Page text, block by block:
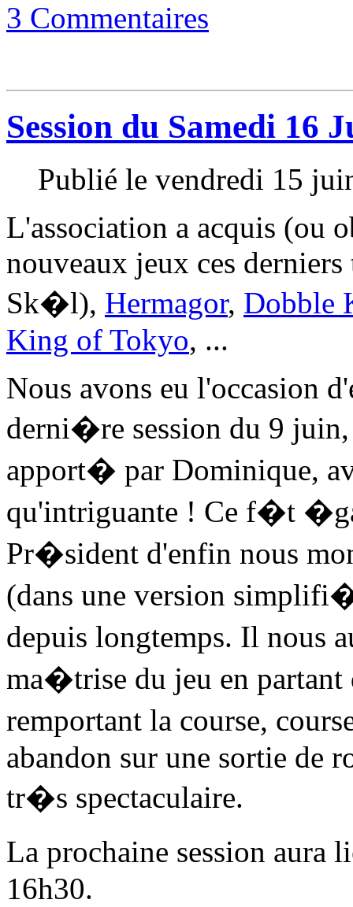
3 Commentaires
Session du Samedi 16
Publié le vendredi 15
L'association a acquis (ou
nouveaux jeux ces
Sk�l), Hermagor, Dobble
King of Tokyo, ...
Nous avons eu l'occasion
derni�re session du 9
apport� par Dominique,
qu'intriguante ! Ce f�t
Pr�sident d'enfin nous
(dans une version
depuis longtemps. Il nous
ma�trise du jeu en
remportant la course,
abandon sur une sortie de
tr�s spectaculaire.
La prochaine session
16h30.